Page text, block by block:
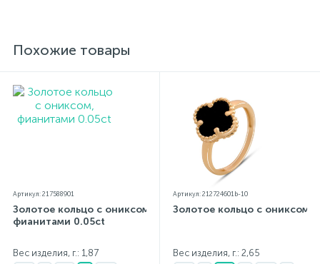
прилагаются бирка с указанием всех
параметров.*Цвета изделий на сайте могут
особенностей цветопередачи экрана
Похожие товары
Артикул: 217588901
Золотое кольцо с ониксом,
фианитами 0.05ct
Вес изделия, г.: 1,87
Артикул: 212724601b-10
Золотое кольцо с ониксом
Вес изделия, г.: 2,65